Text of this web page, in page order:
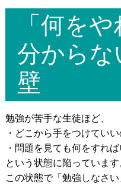
「何を
分からな
壁
勉強が苦手な生徒ほど、
・どこから手をつけてい
・問題を見ても何をすれ
という状態に陥っています
この状態で「勉強しなさ